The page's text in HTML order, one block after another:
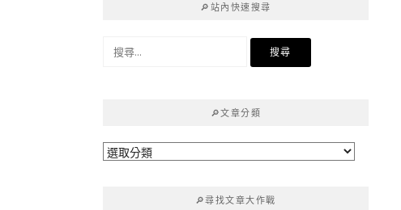
🔎站內快速搜尋
🔎文章分類
🔎
🔎尋找文章大作戰